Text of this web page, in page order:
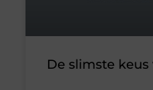
De slimste